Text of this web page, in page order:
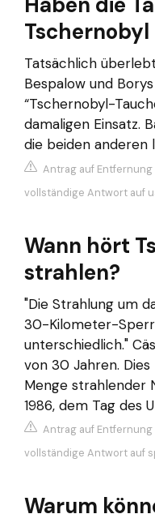
Tatsächlich
Bespalow und
“Tschernobyl-
damaligen Einsatz.
die beiden anderen
Antrag auf
vollständige Antwort auf
Wann hört
strahlen?
"Die Strahlung um
30-Kilometer-
unterschiedlich."
von 30 Jahren.
Menge strahlender
1986, dem Tag des
Antrag auf
vollständige Antwort auf
Warum